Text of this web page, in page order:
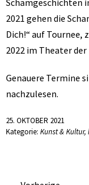
Schamgeschichten
2021 gehen die
Dich!“ auf Tournee,
2022 im Theater
Genauere Termine
nachzulesen.
25. OKTOBER 2021
Kategorie: Kunst & Kultur,